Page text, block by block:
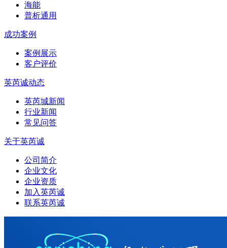
海能
普析通用
成功案例
案例展示
客户评价
英芮诚动态
英芮城新闻
行业新闻
常见问答
关于英芮诚
公司简介
企业文化
企业资质
加入英芮诚
联系英芮诚